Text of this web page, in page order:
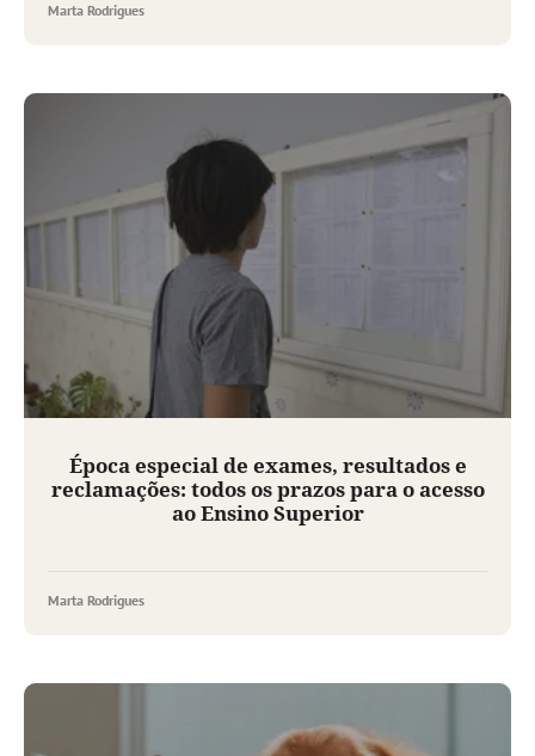
Marta Rodrigues
Época especial de exames, resultados e
reclamações: todos os prazos para o acesso
ao Ensino Superior
Marta Rodrigues